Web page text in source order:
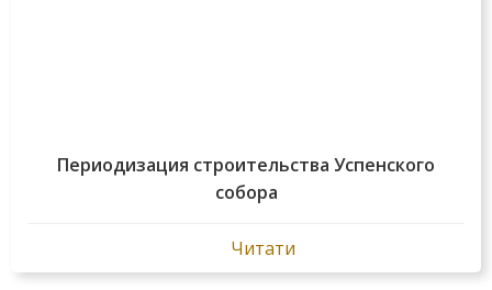
Периодизация строительства Успенского
собора
Читати